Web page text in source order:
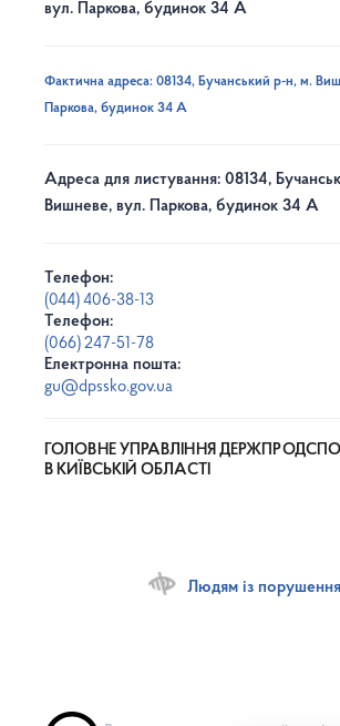
вул. Паркова, будинок 34 А
Фактична адреса: 08134, Бучанський р-н, м.
Паркова, будинок 34 А
Адреса для листування: 08134,
Вишневе, вул. Паркова, будинок 34 А
Телефон:
(044) 406-38-13
Телефон:
(066) 247-51-78
Електронна пошта:
gu@dpssko.gov.ua
ГОЛОВНЕ УПРАВЛІННЯ
В КИЇВСЬКІЙ ОБЛАСТІ
Людям із